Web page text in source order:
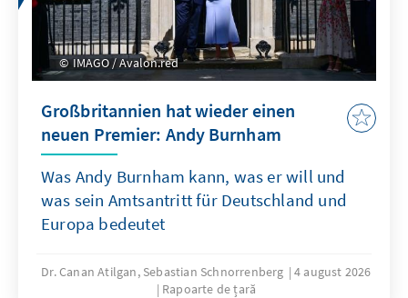
IMAGO / Avalon.red
Großbritannien hat wieder einen
neuen Premier: Andy Burnham
Was Andy Burnham kann, was er will und
was sein Amtsantritt für Deutschland und
Europa bedeutet
Dr. Canan Atilgan, Sebastian Schnorrenberg
4 august 2026
Rapoarte de țară